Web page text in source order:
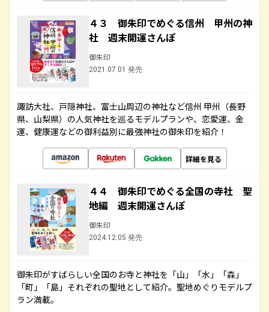
４３ 御朱印でめぐる信州 甲州の神
社 週末開運さんぽ
御朱印
2021.07.01 発売
諏訪大社、戸隠神社、富士山周辺の神社など信州 甲州（長野
県、山梨県）の人気神社を巡るモデルプランや、恋愛運、金
運、健康運などの御利益別に最強神社の御朱印を紹介！
詳細を見る
４４ 御朱印でめぐる全国の寺社 聖
地編 週末開運さんぽ
御朱印
2024.12.05 発売
御朱印がすばらしい全国のお寺と神社を「山」「水」「森」
「町」「島」それぞれの聖地として紹介。聖地めぐりモデルプ
ラン満載。